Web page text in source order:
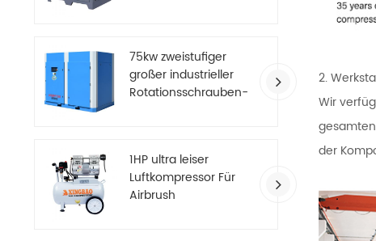
75kw zweistufiger
großer industrieller
Rotationsschrauben-
1HP ultra leiser
Luftkompressor Für
Airbrush
2.
Wir
der